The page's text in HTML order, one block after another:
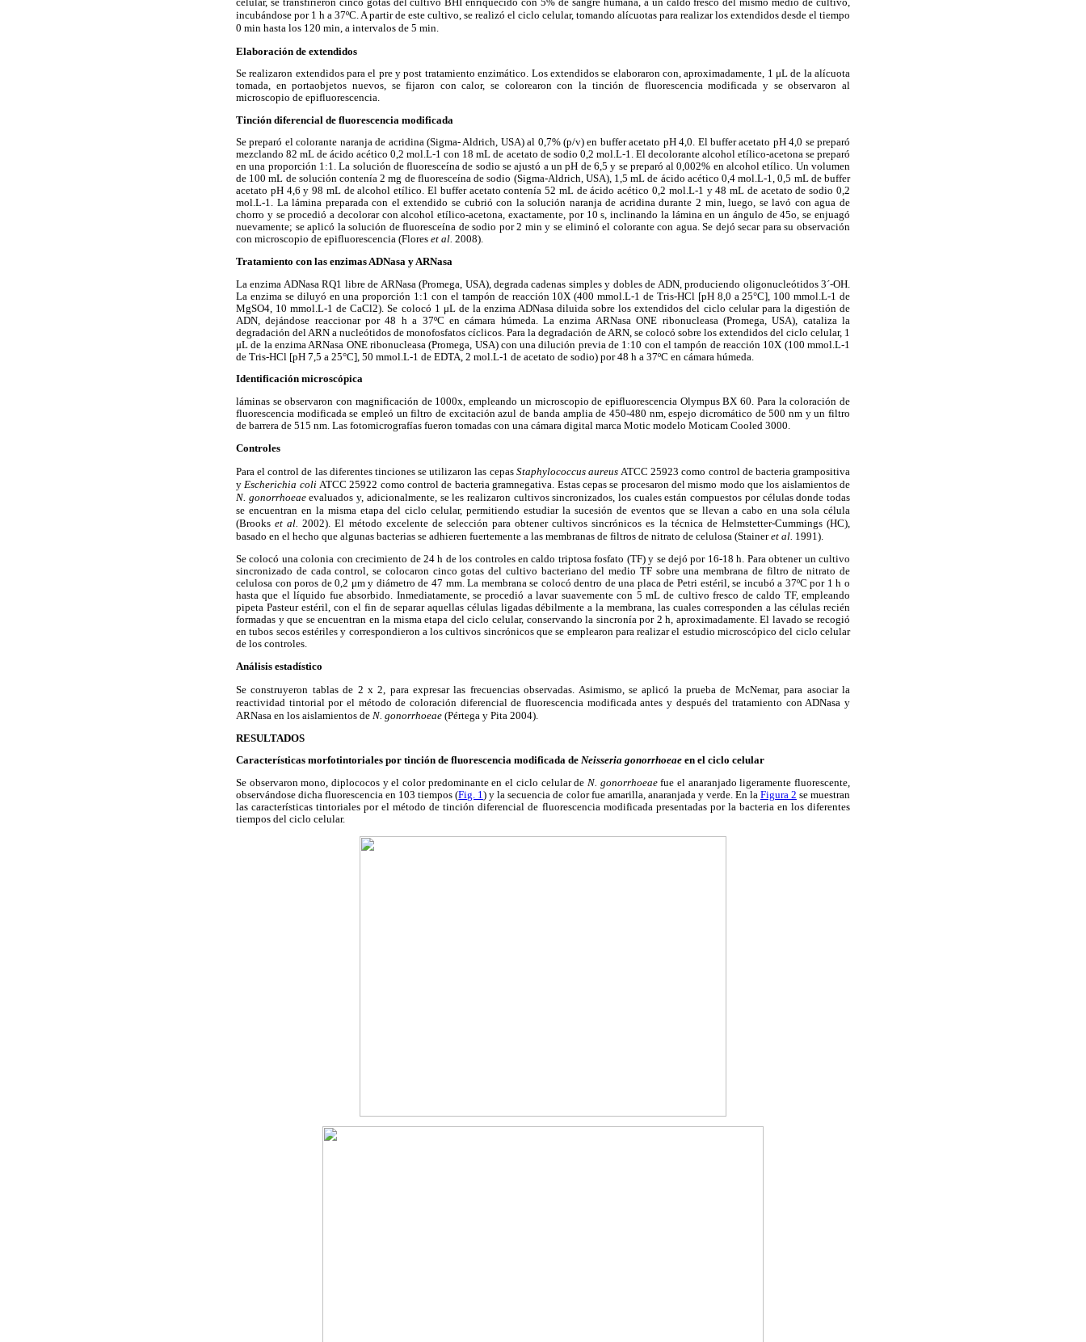
incubándose por 1 h a 37ºC. A partir de este cultivo, se realizó el ciclo celular, tomando alícuotas para realizar los extendidos desde el tiempo
0 min hasta los 120 min, a intervalos de 5 min.
Elaboración de extendidos
Se realizaron extendidos para el pre y post tratamiento enzimático. Los extendidos se elaboraron con, aproximadamente, 1 μL de la alícuota
tomada, en portaobjetos nuevos, se fijaron con calor, se colorearon con la tinción de fluorescencia modificada y se observaron al
microscopio de epifluorescencia.
Tinción diferencial de fluorescencia modificada
Se preparó el colorante naranja de acridina (Sigma- Aldrich, USA) al 0,7% (p/v) en buffer acetato pH 4,0. El buffer acetato pH 4,0 se preparó
mezclando 82 mL de ácido acético 0,2 mol.L-1 con 18 mL de acetato de sodio 0,2 mol.L-1. El decolorante alcohol etílico-acetona se preparó
en una proporción 1:1. La solución de fluoresceína de sodio se ajustó a un pH de 6,5 y se preparó al 0,002% en alcohol etílico. Un volumen
de 100 mL de solución contenía 2 mg de fluoresceína de sodio (Sigma-Aldrich, USA), 1,5 mL de ácido acético 0,4 mol.L-1, 0,5 mL de buffer
acetato pH 4,6 y 98 mL de alcohol etílico. El buffer acetato contenía 52 mL de ácido acético 0,2 mol.L-1 y 48 mL de acetato de sodio 0,2
mol.L-1. La lámina preparada con el extendido se cubrió con la solución naranja de acridina durante 2 min, luego, se lavó con agua de
chorro y se procedió a decolorar con alcohol etílico-acetona, exactamente, por 10 s, inclinando la lámina en un ángulo de 45o, se enjuagó
nuevamente; se aplicó la solución de fluoresceína de sodio por 2 min y se eliminó el colorante con agua. Se dejó secar para su observación
con microscopio de epifluorescencia (Flores et al. 2008).
Tratamiento con las enzimas ADNasa y ARNasa
La enzima ADNasa RQ1 libre de ARNasa (Promega, USA), degrada cadenas simples y dobles de ADN, produciendo oligonucleótidos 3´-OH.
La enzima se diluyó en una proporción 1:1 con el tampón de reacción 10X (400 mmol.L-1 de Tris-HCl [pH 8,0 a 25°C], 100 mmol.L-1 de
MgSO4, 10 mmol.L-1 de CaCl2). Se colocó 1 μL de la enzima ADNasa diluida sobre los extendidos del ciclo celular para la digestión de
ADN, dejándose reaccionar por 48 h a 37ºC en cámara húmeda. La enzima ARNasa ONE ribonucleasa (Promega, USA), cataliza la
degradación del ARN a nucleótidos de monofosfatos cíclicos. Para la degradación de ARN, se colocó sobre los extendidos del ciclo celular, 1
μL de la enzima ARNasa ONE ribonucleasa (Promega, USA) con una dilución previa de 1:10 con el tampón de reacción 10X (100 mmol.L-1
de Tris-HCl [pH 7,5 a 25°C], 50 mmol.L-1 de EDTA, 2 mol.L-1 de acetato de sodio) por 48 h a 37ºC en cámara húmeda.
Identificación microscópica
láminas se observaron con magnificación de 1000x, empleando un microscopio de epifluorescencia Olympus BX 60. Para la coloración de
fluorescencia modificada se empleó un filtro de excitación azul de banda amplia de 450-480 nm, espejo dicromático de 500 nm y un filtro
de barrera de 515 nm. Las fotomicrografías fueron tomadas con una cámara digital marca Motic modelo Moticam Cooled 3000.
Controles
Para el control de las diferentes tinciones se utilizaron las cepas Staphylococcus aureus ATCC 25923 como control de bacteria grampositiva
y Escherichia coli ATCC 25922 como control de bacteria gramnegativa. Estas cepas se procesaron del mismo modo que los aislamientos de
N. gonorrhoeaeevaluados y, adicionalmente, se les realizaron cultivos sincronizados, los cuales están compuestos por células donde todas
se encuentran en la misma etapa del ciclo celular, permitiendo estudiar la sucesión de eventos que se llevan a cabo en una sola célula
(Brookset al.2002). El método excelente de selección para obtener cultivos sincrónicos es la técnica de Helmstetter-Cummings (HC),
basado en el hecho que algunas bacterias se adhieren fuertemente a las membranas de filtros de nitrato de celulosa (Staineret al. 1991).
Se colocó una colonia con crecimiento de 24 h de los controles en caldo triptosa fosfato (TF) y se dejó por 16-18 h. Para obtener un cultivo
sincronizado de cada control, se colocaron cinco gotas del cultivo bacteriano del medio TF sobre una membrana de filtro de nitrato de
celulosa con poros de 0,2 μm y diámetro de 47 mm. La membrana se colocó dentro de una placa de Petri estéril, se incubó a 37ºC por 1 h o
hasta que el líquido fue absorbido. Inmediatamente, se procedió a lavar suavemente con 5 mL de cultivo fresco de caldo TF, empleando
pipeta Pasteur estéril, con el fin de separar aquellas células ligadas débilmente a la membrana, las cuales corresponden a las células recién
formadas y que se encuentran en la misma etapa del ciclo celular, conservando la sincronía por 2 h, aproximadamente. El lavado se recogió
en tubos secos estériles y correspondieron a los cultivos sincrónicos que se emplearon para realizar el estudio microscópico del ciclo celular
de los controles.
Análisis estadístico
Se construyeron tablas de 2 x 2, para expresar las frecuencias observadas. Asimismo, se aplicó la prueba de McNemar, para asociar la
reactividad tintorial por el método de coloración diferencial de fluorescencia modificada antes y después del tratamiento con ADNasa y
ARNasa en los aislamientos de N. gonorrhoeae (Pértega y Pita 2004).
RESULTADOS
Características morfotintoriales por tinción de fluorescencia modificada de Neisseria gonorrhoeae en el ciclo celular
Se observaron mono, diplococos y el color predominante en el ciclo celular de N. gonorrhoeaefue el anaranjado ligeramente fluorescente,
observándose dicha fluorescencia en 103 tiempos (Fig. 1) y la secuencia de color fue amarilla, anaranjada y verde. En la Figura 2 se muestran
las características tintoriales por el método de tinción diferencial de fluorescencia modificada presentadas por la bacteria en los diferentes
tiempos del ciclo celular.